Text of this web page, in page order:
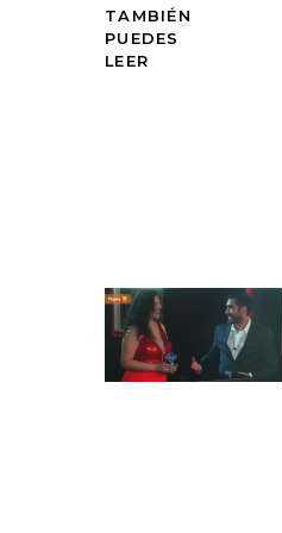
TAMBIÉN
PUEDES
LEER